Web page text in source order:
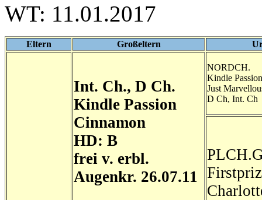
WT: 11.01.2017
Eltern Großeltern
Int. Ch., D Ch.
Kindle Passion
Cinnamon
HD: B
frei v. erbl.
Augenkr. 26.07.11
NORDCH.
Kindle Passion
Just
D Ch, Int. Ch